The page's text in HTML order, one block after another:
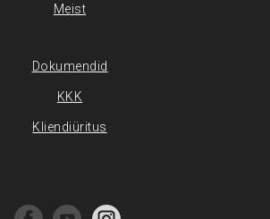
Meist
Dokumendid
KKK
Kliendiüritus